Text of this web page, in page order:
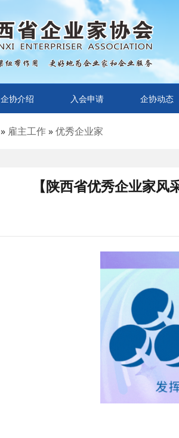
企协介绍 入会申请 企协动态
» 雇主工作»优秀企业家
【陕西省优秀企业家